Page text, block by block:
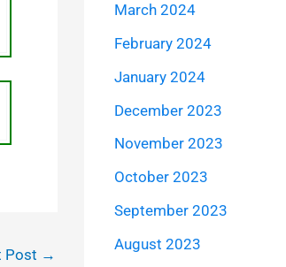
Post →
March 2024
February 2024
January 2024
December 2023
November 2023
October 2023
September 2023
August 2023